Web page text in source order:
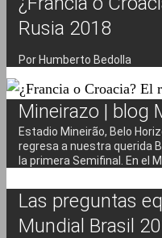
Rusia 2018
Por Humberto Bedolla
Mineirazo | blog
Estadio Mineirão, Belo
regresa a nuestra querida
la primera Semifinal. En el
Las preguntas
Mundial Brasil